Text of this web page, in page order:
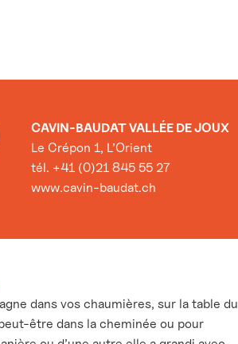
CAVIN-BAUDAT VALLÉE DE JOUX
Le Crépon 1, L’Orient
tél. +41 (0)21 845 55 27
www.cavin-baudat.ch
dans vos chaumières, sur la table du
être dans la cheminée ou pour